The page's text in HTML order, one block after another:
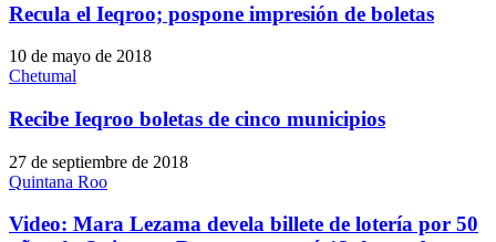
Recula el Ieqroo; pospone impresión de boletas
10 de mayo de 2018
Chetumal
Recibe Ieqroo boletas de cinco municipios
27 de septiembre de 2018
Quintana Roo
Video: Mara Lezama devela billete de lotería por 50